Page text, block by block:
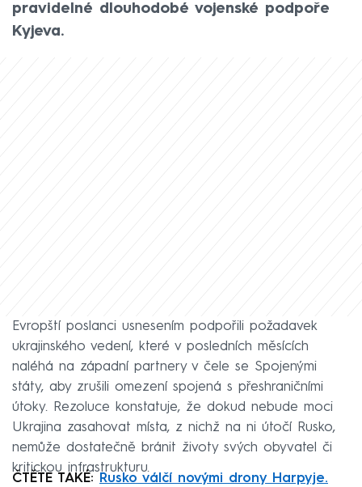
pravidelné dlouhodobé vojenské podpoře
Kyjeva.
Evropští poslanci usnesením podpořili požadavek
ukrajinského vedení, které v posledních měsících
naléhá na západní partnery v čele se Spojenými
státy, aby zrušili omezení spojená s přeshraničními
útoky. Rezoluce konstatuje, že dokud nebude moci
Ukrajina zasahovat místa, z nichž na ni útočí Rusko,
nemůže dostatečně bránit životy svých obyvatel či
kritickou infrastrukturu.
ČTĚTE TAKÉ: Rusko válčí novými drony Harpyje.